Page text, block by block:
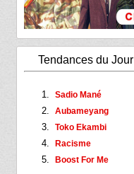
Tendances du Jour
Sadio Mané
Aubameyang
Toko Ekambi
Racisme
Boost For Me